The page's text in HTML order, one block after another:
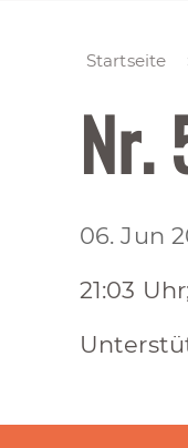
Startseite
Nr.
06. Jun
21:03